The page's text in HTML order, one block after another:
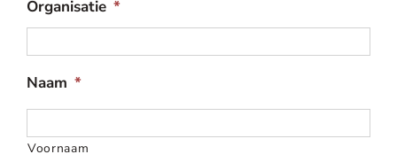
Organisatie *
Naam *
Voornaam